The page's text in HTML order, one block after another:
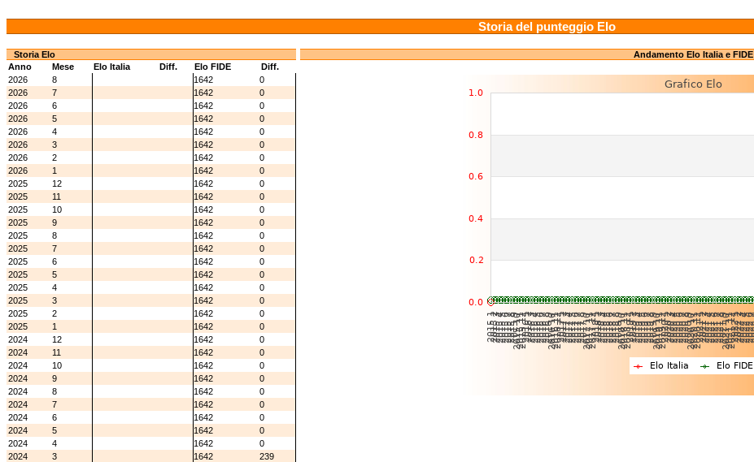
Storia del punteggio Elo
Storia Elo
Anno
Mese Elo Italia Diff. Elo FIDE
Diff.
2026
8 1642
0
2026
7 1642
0
2026
6 1642
0
2026
5 1642
0
2026
4 1642
0
2026
3 1642
0
2026
2 1642
0
2026
1 1642
0
2025
12 1642
0
2025
11 1642
0
2025
10 1642
0
2025
9 1642
0
2025
8 1642
0
2025
7 1642
0
2025
6 1642
0
2025
5 1642
0
2025
4 1642
0
2025
3 1642
0
2025
2 1642
0
2025
1 1642
0
2024
12 1642
0
2024
11 1642
0
2024
10 1642
0
2024
9 1642
0
2024
8 1642
0
2024
7 1642
0
2024
6 1642
0
2024
5 1642
0
2024
4 1642
0
2024
3 1642
239
Andamento Elo Italia e FIDE